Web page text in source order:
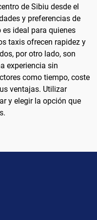
de Sibiu desde el
y preferencias de
ideal para quienes
taxis ofrecen rapidez y
por otro lado, son
experiencia sin
como tiempo, coste
ventajas. Utilizar
y elegir la opción que